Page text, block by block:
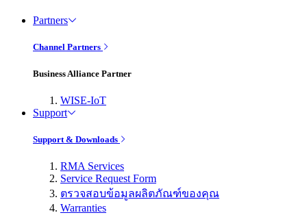
Partners
Channel Partners
Business Alliance Partner
WISE-IoT
Support
Support & Downloads
RMA Services
Service Request Form
ตรวจสอบข้อมูลผลิตภัณฑ์ของคุณ
Warranties